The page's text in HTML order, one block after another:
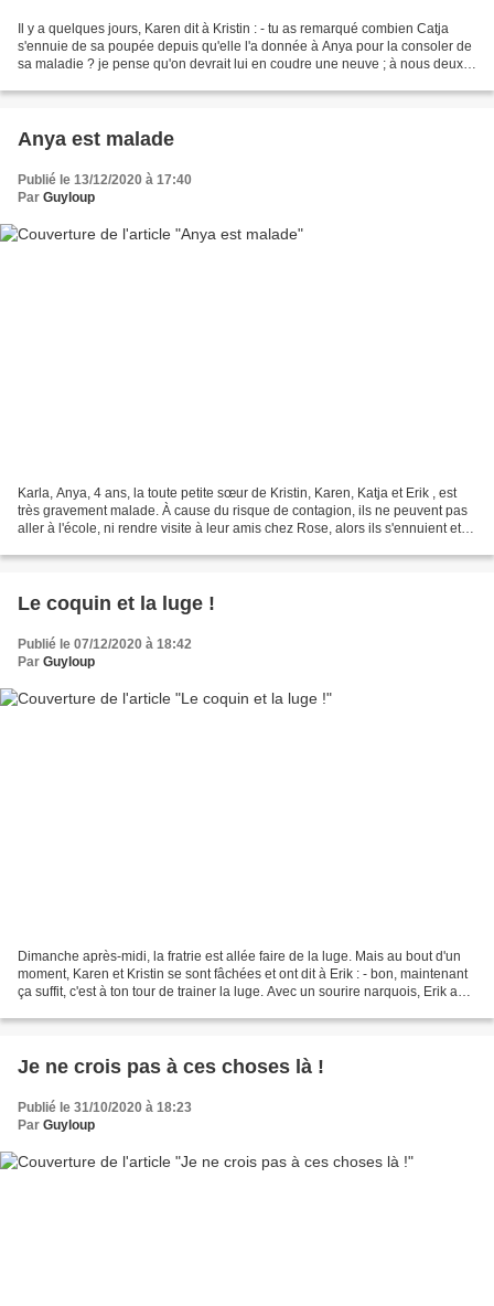
Il y a quelques jours, Karen dit à Kristin : - tu as remarqué combien Catja
s'ennuie de sa poupée depuis qu'elle l'a donnée à Anya pour la consoler de
sa maladie ? je pense qu'on devrait lui en coudre une neuve ; à nous deux,
Anya est malade
Publié le 13/12/2020 à 17:40
Par Guyloup
Karla, Anya, 4 ans, la toute petite sœur de Kristin, Karen, Katja et Erik , est
très gravement malade. À cause du risque de contagion, ils ne peuvent pas
aller à l'école, ni rendre visite à leur amis chez Rose, alors ils s'ennuient et
Le coquin et la luge !
Publié le 07/12/2020 à 18:42
Par Guyloup
Dimanche après-midi, la fratrie est allée faire de la luge. Mais au bout d'un
moment, Karen et Kristin se sont fâchées et ont dit à Erik : - bon, maintenant
ça suffit, c'est à ton tour de trainer la luge. Avec un sourire narquois, Erik a
Je ne crois pas à ces choses là !
Publié le 31/10/2020 à 18:23
Par Guyloup